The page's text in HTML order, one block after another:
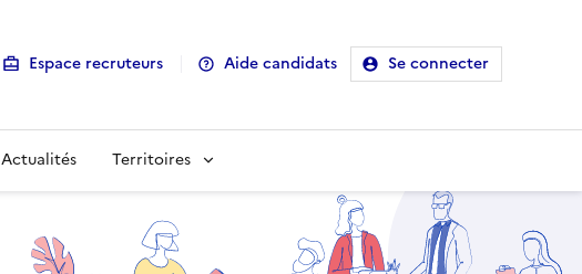
Espace recruteurs Aide candidats Se connecter
Actualités Territoires